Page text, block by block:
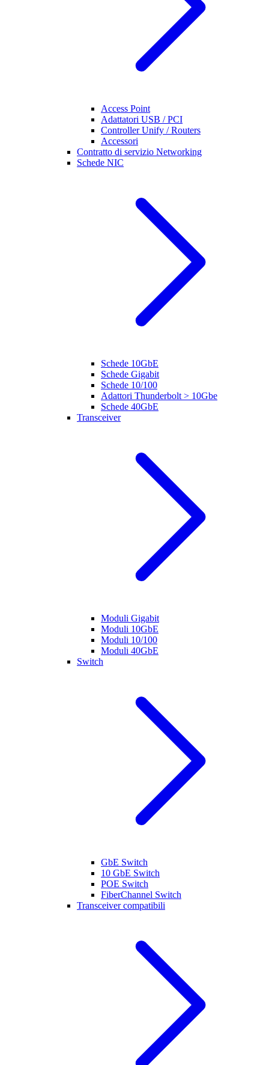
Access Point
Adattatori USB / PCI
Controller Unify / Routers
Accessori
Contratto di servizio Networking
Schede NIC
Schede 10GbE
Schede Gigabit
Schede 10/100
Adattori Thunderbolt > 10Gbe
Schede 40GbE
Transceiver
Moduli Gigabit
Moduli 10GbE
Moduli 10/100
Moduli 40GbE
Switch
GbE Switch
10 GbE Switch
POE Switch
FiberChannel Switch
Transceiver compatibili